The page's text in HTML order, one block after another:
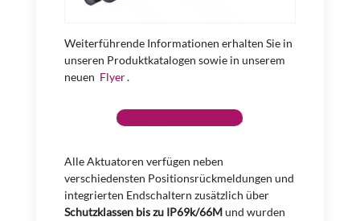
Weiterführende Informationen erhalten Sie in
unseren Produktkatalogen sowie in unserem
neuen Flyer.
Zu den Produktkatalogen
Alle Aktuatoren verfügen neben
verschiedensten Positionsrückmeldungen und
integrierten Endschaltern zusätzlich über
Schutzklassen bis zu IP69k/66Mund wurden